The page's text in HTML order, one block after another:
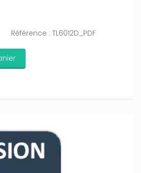
Référence : TL6012D_PDF